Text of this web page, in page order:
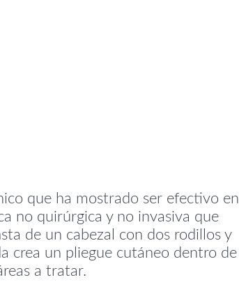
que ha mostrado ser efectivo en
no quirúrgica y no invasiva que
de un cabezal con dos rodillos y
crea un pliegue cutáneo dentro de
a tratar.